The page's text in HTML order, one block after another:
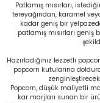
Patlatma) Yedek Parça
Arabaları
Patlamış mısırları,
tereyağından, karamel
kadar geniş bir
patlamış mısırları geniş
Hazırladığınız lezzetli
popcorn kutularına
Popcorn, düşük maliyetli
kar marjları sunan bir